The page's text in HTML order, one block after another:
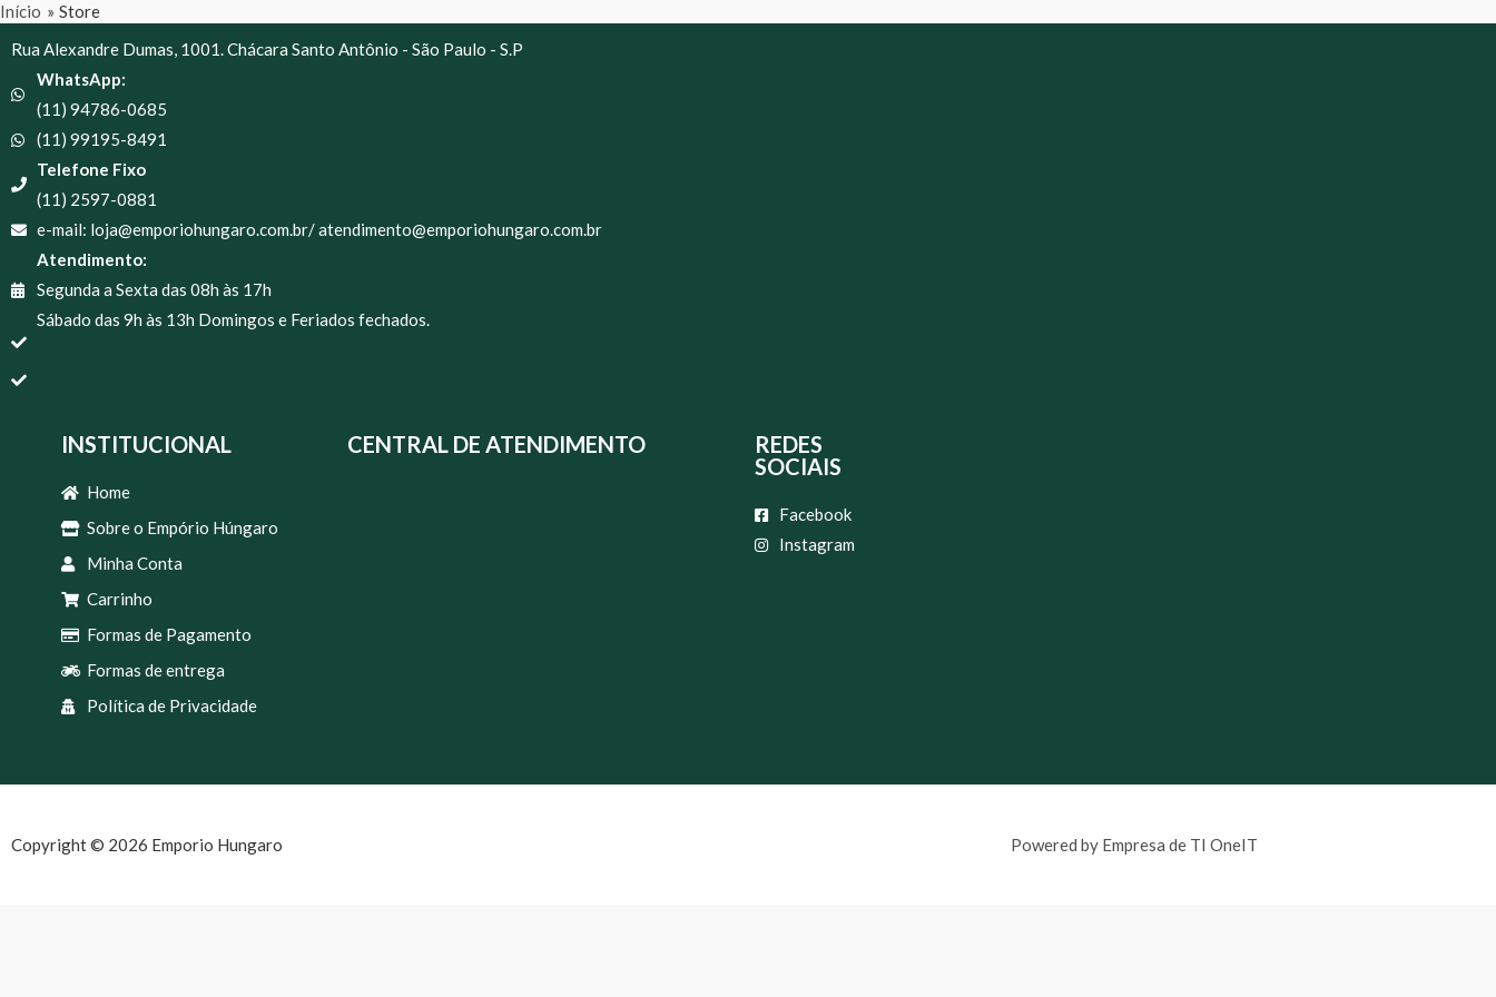
Início
Store
Rua Alexandre Dumas, 1001. Chácara Santo Antônio - São Paulo - S.P
WhatsApp:
(11) 94786-0685
(11) 99195-8491
Telefone Fixo
(11) 2597-0881
e-mail: loja@emporiohungaro.com.br/ atendimento@emporiohungaro.com.br
Atendimento:
Segunda a Sexta das 08h às 17h
Sábado das 9h às 13h Domingos e Feriados fechados.
INSTITUCIONAL
Home
Sobre o Empório Húngaro
Minha Conta
Carrinho
Formas de Pagamento
Formas de entrega
Política de Privacidade
CENTRAL DE ATENDIMENTO
REDES
SOCIAIS
Facebook
Instagram
Copyright © 2026 Emporio Hungaro Powered by Empresa de TI OneIT